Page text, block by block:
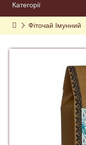
Категорії
Фіточай Імунний